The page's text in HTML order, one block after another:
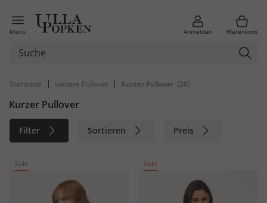
Menü Anmelden Warenkorb
Startseite | weitere Pullover | Kurzer Pullover (20)
Kurzer Pullover
Filter Sortieren Preis
Sale Sale